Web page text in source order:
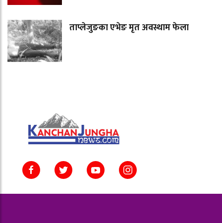
ताप्लेजुङका एभेङ मृत अवस्थाम फेला